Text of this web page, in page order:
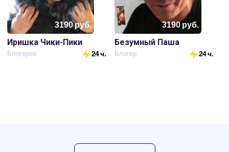
3190руб.
Иришка Чики-Пики
Блогерка 24 ч.
3190руб.
Безумный Паша
Блогер 24 ч.